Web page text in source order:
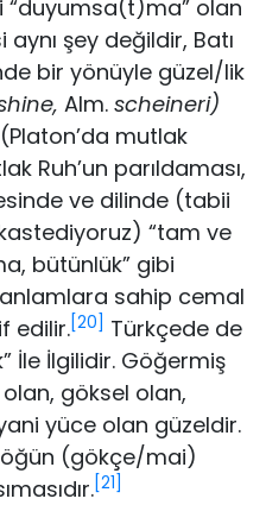
“duyumsa(t)ma” olan
şey değildir, Batı
bir yönüy­le güzel/lik
Alm. scheineri)
mutlak
Ruh’un parıldaması,
ve dilinde (tabii
“tam ve
bütünlük” gibi
sahip cemal
edilir. [20]
Türkçede de
İle İlgilidir. Göğermiş
göksel olan,
yüce olan güzeldir.
(gökçe/mai)
[21]